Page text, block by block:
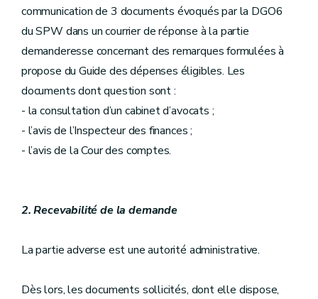
communication de 3 documents évoqués par la DGO6
du SPW dans un courrier de réponse à la partie
demanderesse concernant des remarques formulées à
propose du Guide des dépenses éligibles. Les
documents dont question sont :
- la consultation d’un cabinet d’avocats ;
- l’avis de l’Inspecteur des finances ;
- l’avis de la Cour des comptes.
2. Recevabilité de la demande
La partie adverse est une autorité administrative.
Dès lors, les documents sollicités, dont elle dispose,